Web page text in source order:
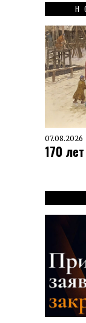
07.08.2026
170